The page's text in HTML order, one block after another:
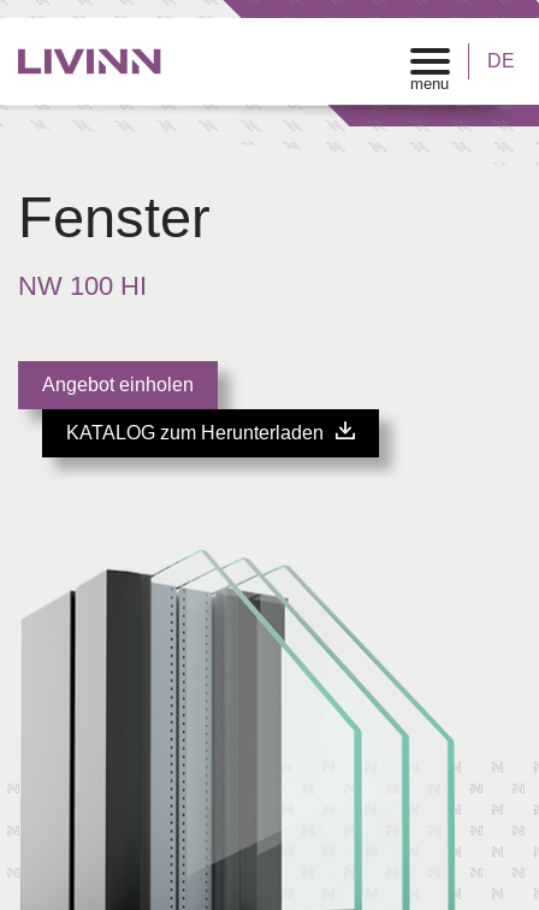
DE
Fenster
NW 100 HI
Angebot einholen
KATALOG zum Herunterladen